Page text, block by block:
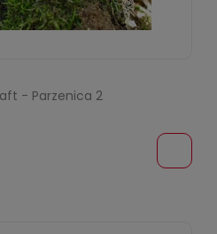
- Parzenica 2